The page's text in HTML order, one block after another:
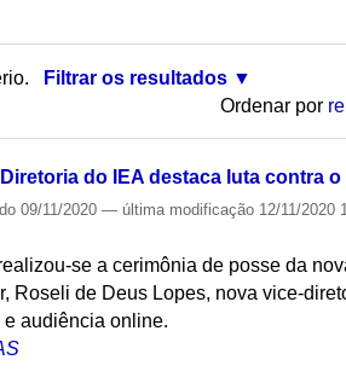
Filtrar os resultados
Ordenar por
do IEA destaca luta contra
09/11/2020— última modificação 12/11/2020
se a cerimônia de posse da
Roseli de Deus Lopes, nova vice-
audiência online.